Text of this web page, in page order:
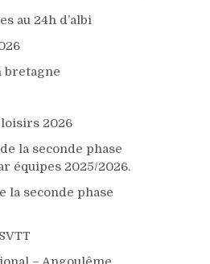
au 24h d’albi
bretagne
2026
la seconde phase
équipes 2025/2026.
la seconde phase